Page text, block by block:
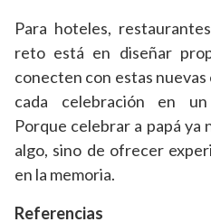
Para hoteles,
reto está en diseñar
conecten con estas
cada celebración en
Porque celebrar a papá ya
algo, sino de ofrecer
en la memoria.
Referencias